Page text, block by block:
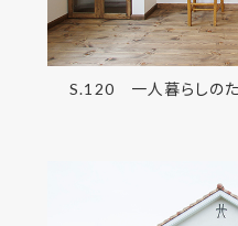
S.120 一人暮らしの